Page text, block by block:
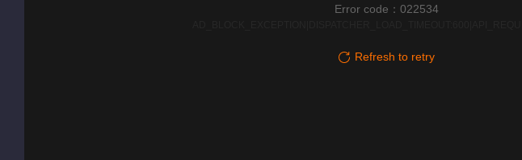
Error code：022534
Refresh to retry